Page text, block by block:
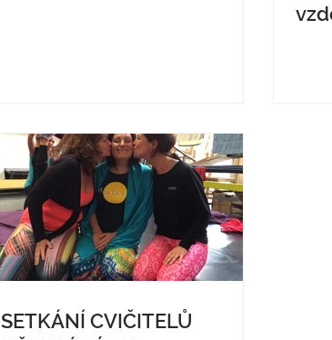
SETKÁNÍ CVIČITELŮ